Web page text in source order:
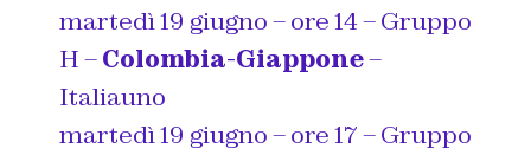
martedì 19 giugno – ore 14 – Gruppo
H –Colombia-Giappone–
Italiauno
martedì 19 giugno – ore 17 – Gruppo